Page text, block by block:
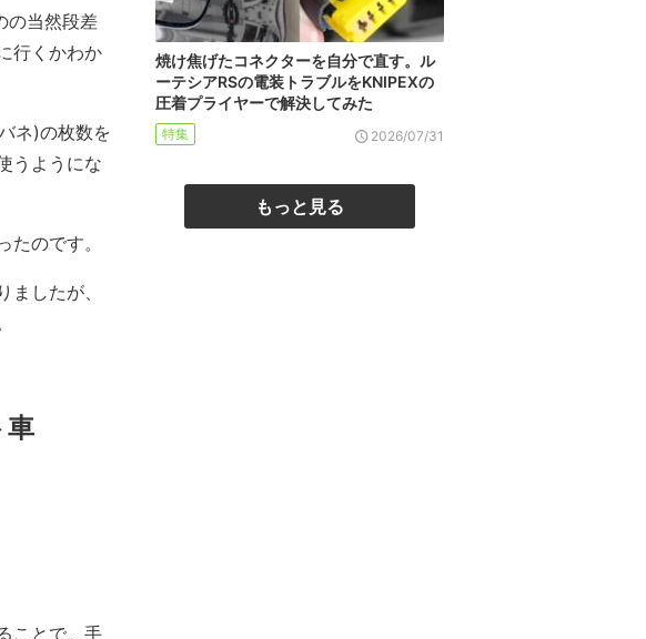
の当然段差
行くかわか
ネ)の枚数を
うようにな
のです。
したが、
車
ことで、手
焼け焦げたコネクターを自分で直す。ル
ーテシアRSの電装トラブルをKNIPEXの
圧着プライヤーで解決してみた
特集 2026/07/31
もっと見る